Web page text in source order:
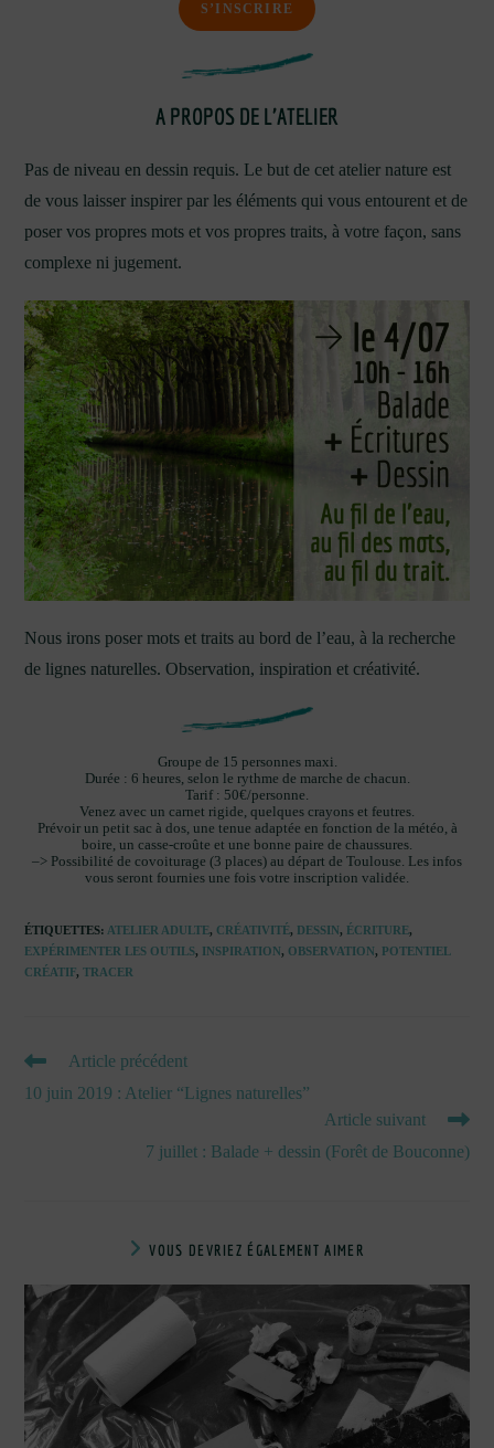
S’INSCRIRE
A PROPOS DE L’ATELIER
Pas de niveau en dessin requis. Le but de cet atelier nature est
de vous laisser inspirer par les éléments qui vous entourent et de
poser vos propres mots et vos propres traits, à votre façon, sans
complexe ni jugement.
Nous irons poser mots et traits au bord de l’eau, à la recherche
de lignes naturelles. Observation, inspiration et créativité.
Groupe de 15 personnes maxi.
Durée : 6 heures, selon le rythme de marche de chacun.
Tarif : 50€/personne.
Venez avec un carnet rigide, quelques crayons et feutres.
Prévoir un petit sac à dos, une tenue adaptée en fonction de la météo, à
boire, un casse-croûte et une bonne paire de chaussures.
–> Possibilité de covoiturage (3 places) au départ de Toulouse. Les infos
vous seront fournies une fois votre inscription validée.
ÉTIQUETTES: ATELIER ADULTE, CRÉATIVITÉ, DESSIN, ÉCRITURE,
EXPÉRIMENTER LES OUTILS, INSPIRATION, OBSERVATION, POTENTIEL
CRÉATIF, TRACER
READ
ARTICLES
Article précédent
10 juin 2019 : Atelier “Lignes naturelles”
Article suivant
7 juillet : Balade + dessin (Forêt de Bouconne)
VOUS DEVRIEZ ÉGALEMENT AIMER